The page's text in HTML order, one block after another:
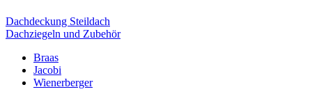
Dachdeckung Steildach
Dachziegeln und Zubehör
Braas
Jacobi
Wienerberger